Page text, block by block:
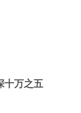
十万之五